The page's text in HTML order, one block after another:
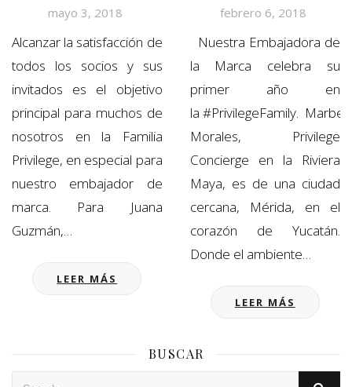
mayo 3, 2018
Alcanzar la satisfacción de
todos los socios y sus
invitados es el objetivo
principal para muchos de
nosotros en la Familia
Privilege, en especial para
nuestro embajador de
marca. Para Juana
Guzmán,…
LEER MÁS
febrero 6, 2018
Nuestra Embajadora de
la Marca celebra su
primer año en
la #PrivilegeFamily. Marbel
Morales, Privilege
Concierge en la Riviera
Maya, es de una ciudad
cercana, Mérida, en el
corazón de Yucatán.
Donde el ambiente…
LEER MÁS
BUSCAR